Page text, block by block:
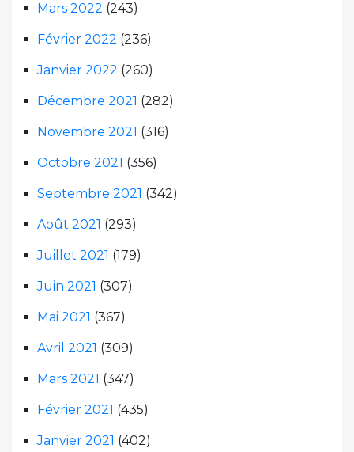
Mars 2022 (243)
Février 2022 (236)
Janvier 2022 (260)
Décembre 2021 (282)
Novembre 2021 (316)
Octobre 2021 (356)
Septembre 2021 (342)
Août 2021 (293)
Juillet 2021 (179)
Juin 2021 (307)
Mai 2021 (367)
Avril 2021 (309)
Mars 2021 (347)
Février 2021 (435)
Janvier 2021 (402)